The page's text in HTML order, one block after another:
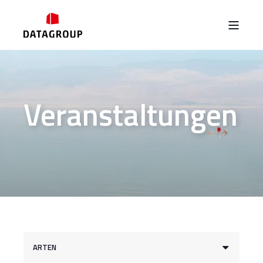
Veranstaltungen
ARTEN